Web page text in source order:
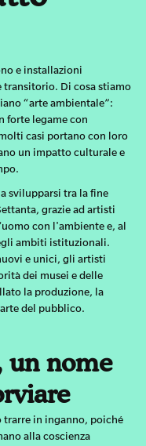
e installazioni
transitorio. Di cosa stiamo
“arte ambientale”:
forte legame con
casi portano con loro
un impatto culturale e
svilupparsi tra la fine
grazie ad artisti
con l'ambiente e, al
ambiti istituzionali.
e unici, gli artisti
dei musei e delle
la produzione, la
del pubblico.
un nome
trarre in inganno, poiché
alla coscienza